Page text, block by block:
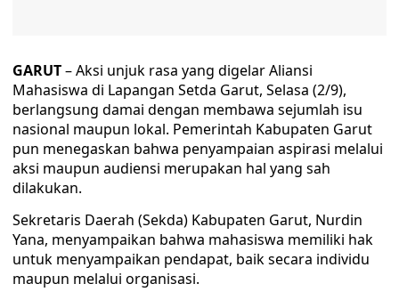
GARUT– Aksi unjuk rasa yang digelar Aliansi
Mahasiswa di Lapangan Setda Garut, Selasa (2/9),
berlangsung damai dengan membawa sejumlah isu
nasional maupun lokal. Pemerintah Kabupaten Garut
pun menegaskan bahwa penyampaian aspirasi melalui
aksi maupun audiensi merupakan hal yang sah
dilakukan.
Sekretaris Daerah (Sekda) Kabupaten Garut, Nurdin
Yana, menyampaikan bahwa mahasiswa memiliki hak
untuk menyampaikan pendapat, baik secara individu
maupun melalui organisasi.